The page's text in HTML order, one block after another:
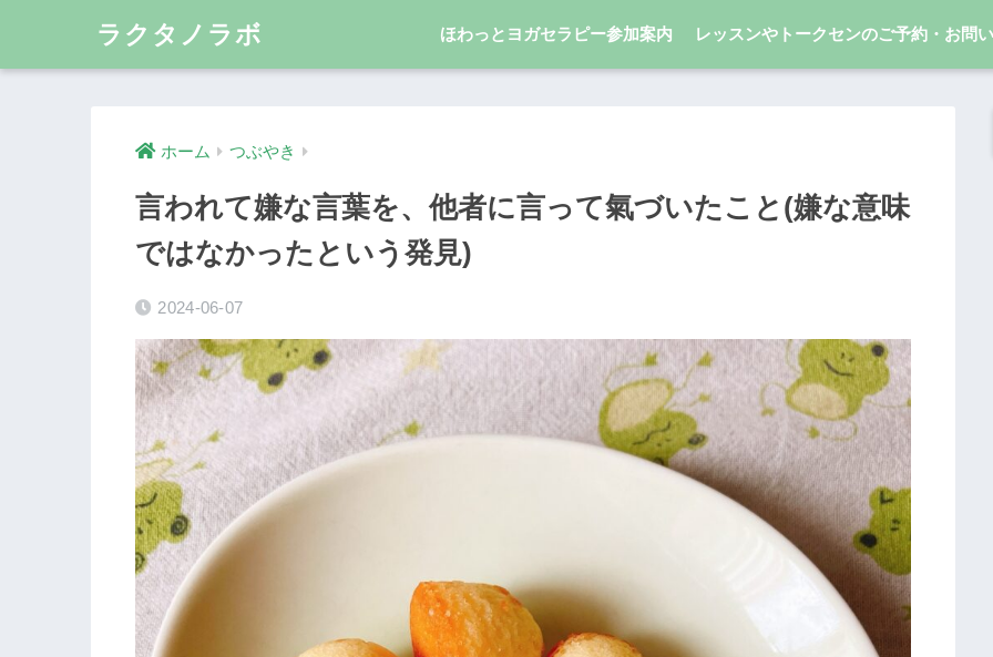
ラクタノラボ ほわっとヨガセラピー参加案内 レッスンやトークセンのご予約・お問
ホーム つぶやき
言われて嫌な言葉を、他者に言って氣づいたこと(嫌な意味
ではなかったという発見)
2024-06-07